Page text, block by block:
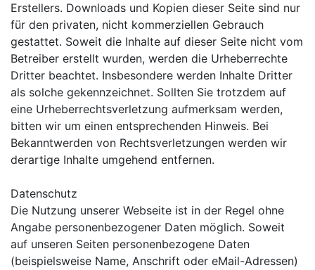
Erstellers. Downloads und Kopien dieser Seite sind nur
für den privaten, nicht kommerziellen Gebrauch
gestattet. Soweit die Inhalte auf dieser Seite nicht vom
Betreiber erstellt wurden, werden die Urheberrechte
Dritter beachtet. Insbesondere werden Inhalte Dritter
als solche gekennzeichnet. Sollten Sie trotzdem auf
eine Urheberrechtsverletzung aufmerksam werden,
bitten wir um einen entsprechenden Hinweis. Bei
Bekanntwerden von Rechtsverletzungen werden wir
derartige Inhalte umgehend entfernen.
Datenschutz
Die Nutzung unserer Webseite ist in der Regel ohne
Angabe personenbezogener Daten möglich. Soweit
auf unseren Seiten personenbezogene Daten
(beispielsweise Name, Anschrift oder eMail-Adressen)